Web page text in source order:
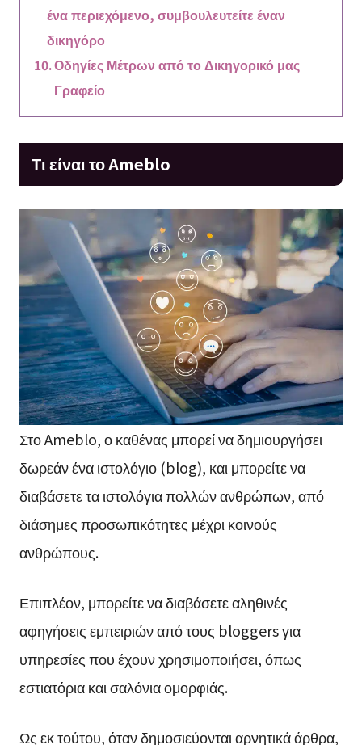
ένα περιεχόμενο, συμβουλευτείτε έναν
δικηγόρο
Οδηγίες Μέτρων από το Δικηγορικό μας
Γραφείο
Τι είναι το Ameblo
Στο Ameblo, ο καθένας μπορεί να δημιουργήσει
δωρεάν ένα ιστολόγιο (blog), και μπορείτε να
διαβάσετε τα ιστολόγια πολλών ανθρώπων, από
διάσημες προσωπικότητες μέχρι κοινούς
ανθρώπους.
Επιπλέον, μπορείτε να διαβάσετε αληθινές
αφηγήσεις εμπειριών από τους bloggers για
υπηρεσίες που έχουν χρησιμοποιήσει, όπως
εστιατόρια και σαλόνια ομορφιάς.
Ως εκ τούτου, όταν δημοσιεύονται αρνητικά άρθρα,